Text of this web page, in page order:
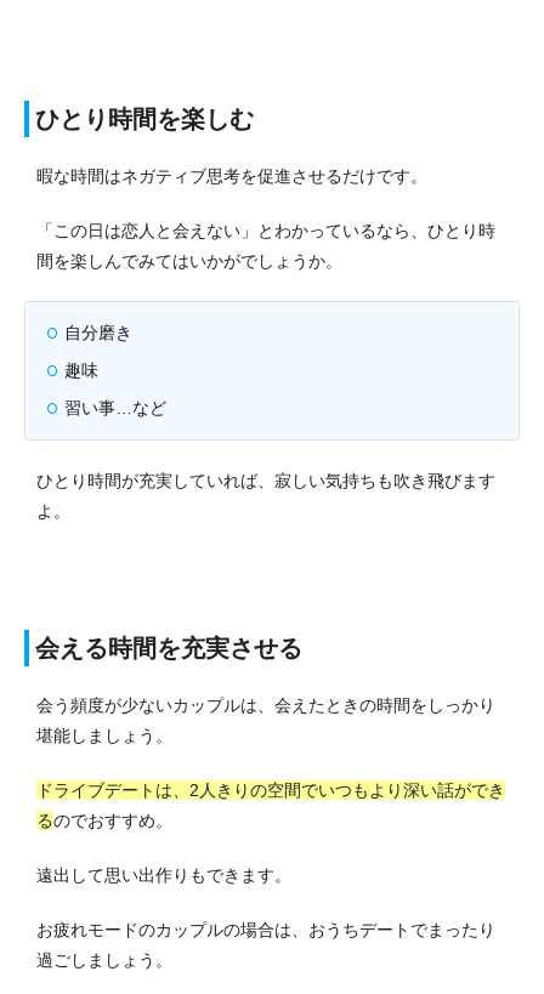
ひとり時間を楽しむ
暇な時間はネガティブ思考を促進させるだけです。
「この日は恋人と会えない」とわかっているなら、ひとり時
間を楽しんでみてはいかがでしょうか。
自分磨き
趣味
習い事…など
ひとり時間が充実していれば、寂しい気持ちも吹き飛びます
よ。
会える時間を充実させる
会う頻度が少ないカップルは、会えたときの時間をしっかり
堪能しましょう。
ドライブデートは、2人きりの空間でいつもより深い話ができ
るのでおすすめ。
遠出して思い出作りもできます。
お疲れモードのカップルの場合は、おうちデートでまったり
過ごしましょう。